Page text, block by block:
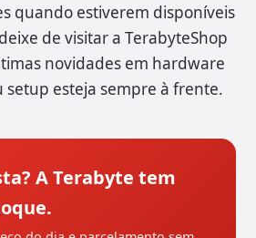
quando estiverem disponíveis
de visitar a TerabyteShop
novidades em hardware
setup esteja sempre à frente.
A Terabyte tem